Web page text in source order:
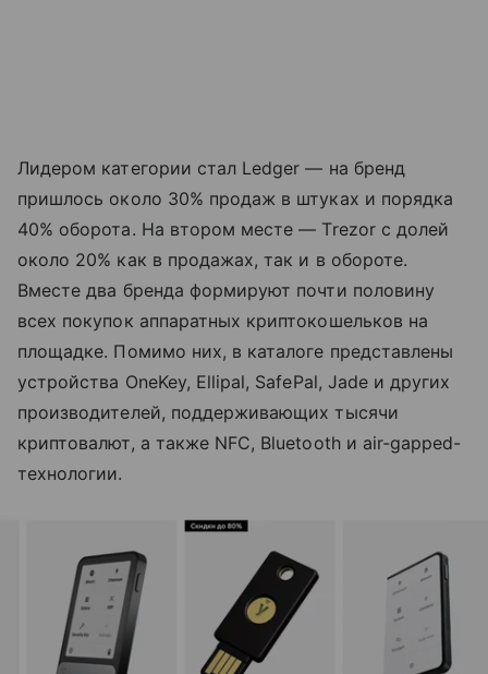
Лидером категории стал Ledger — на бренд
пришлось около 30% продаж в штуках и порядка
40% оборота. На втором месте — Trezor с долей
около 20% как в продажах, так и в обороте.
Вместе два бренда формируют почти половину
всех покупок аппаратных криптокошельков на
площадке. Помимо них, в каталоге представлены
устройства OneKey, Ellipal, SafePal, Jade и других
производителей, поддерживающих тысячи
криптовалют, а также NFC, Bluetooth и air-gapped-
технологии.